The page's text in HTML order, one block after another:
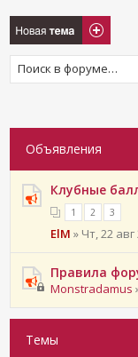
Новая тема
Объявления
Клубные
1 2 3
ElM » Чт, 22 авг
Правила
Monstradamus
Темы